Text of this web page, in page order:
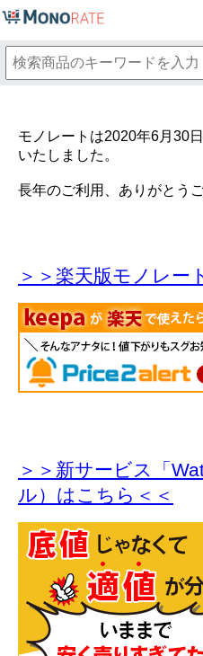
モノレートは2020年6月30
いたしました。
長年のご利用、ありがとう
＞＞楽天版モノレー
＞＞新サービス「
ル）はこちら＜＜